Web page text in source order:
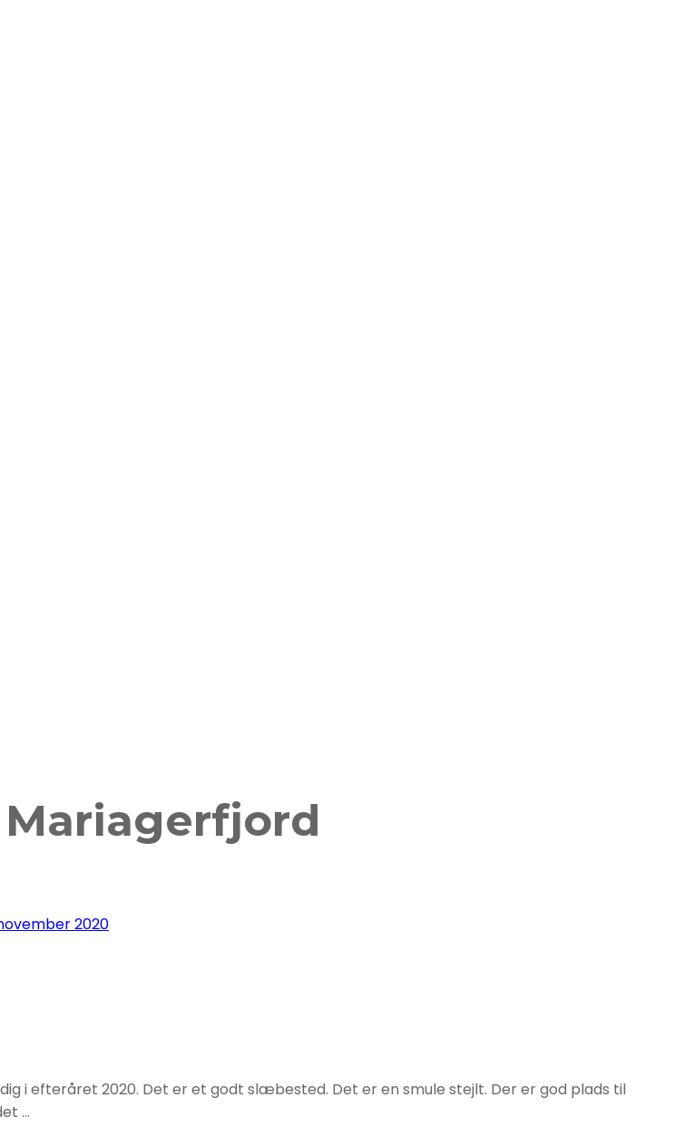
2020
i efteråret 2020. Det er et godt slæbested. Det er en smule stejlt. Der er god plads til
…